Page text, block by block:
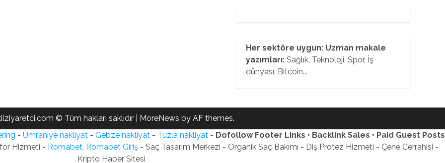
Her sektöre uygun: Uzman makale
yazımları:Sağlık, Teknoloji, Spor, İş
dünyası, Bitcoin...
© Tüm hakları saklıdır MoreNews by AF themes.
- Ümraniye nakliyat - Gebze nakliyat - Tuzla nakliyat - Dofollow Footer Links • Backlink Sales • Paid Guest Posts
Hizmeti - Romabet, Romabet Giriş - Saç Tasarım Merkezi - Organik Saç Bakımı - Diş Protez Hizmeti - Çene Cerrahisi -
Kripto Haber Sitesi